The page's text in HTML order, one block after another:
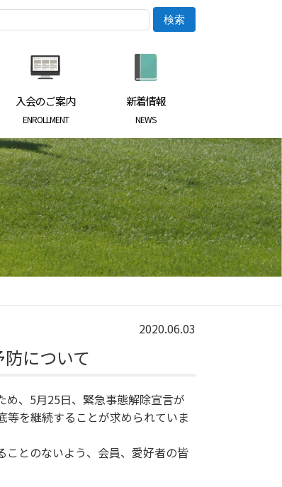
入会のご案内
ENROLLMENT
新着情報
NEWS
2020.06.03
について
、5月25日、緊急事態解除宣言が
を継続することが求められていま
ことのないよう、会員、愛好者の皆